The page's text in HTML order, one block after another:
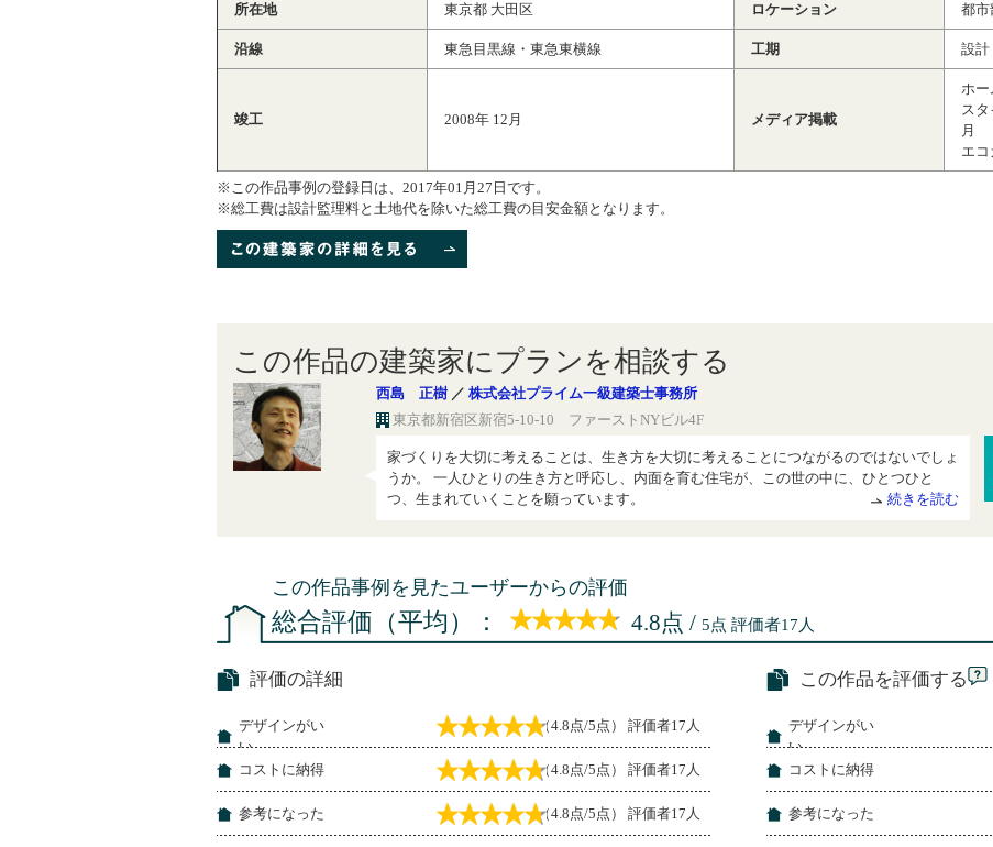
所在地 東京都 大田区 ロケーション 都市
沿線 東急目黒線・東急東横線 工期 設
竣工 2008年 12月 メディア掲載
ホ
ス
月
エ
※この作品事例の登録日は、2017年01月27日です。
※総工費は設計監理料と土地代を除いた総工費の目安金額となります。
この作品の建築家にプランを相談する
西島 正樹 ／ 株式会社プライム一級建築士事務所
東京都新宿区新宿5-10-10 ファーストNYビル4F
家づくりを大切に考えることは、生き方を大切に考えることにつながるのではないでしょ
うか。 一人ひとりの生き方と呼応し、内面を育む住宅が、この世の中に、ひとつひと
つ、生まれていくことを願っています。
続きを読む
この作品事例を見たユーザーからの評価
総合評価（平均）： 4.8点 / 5点 評価者17人
評価の詳細
デザインがい
い
（4.8点/5点） 評価者17人
コストに納得 （4.8点/5点） 評価者17人
参考になった （4.8点/5点） 評価者17人
この作品を評価する
デザインがい
い
コストに納得
参考になった